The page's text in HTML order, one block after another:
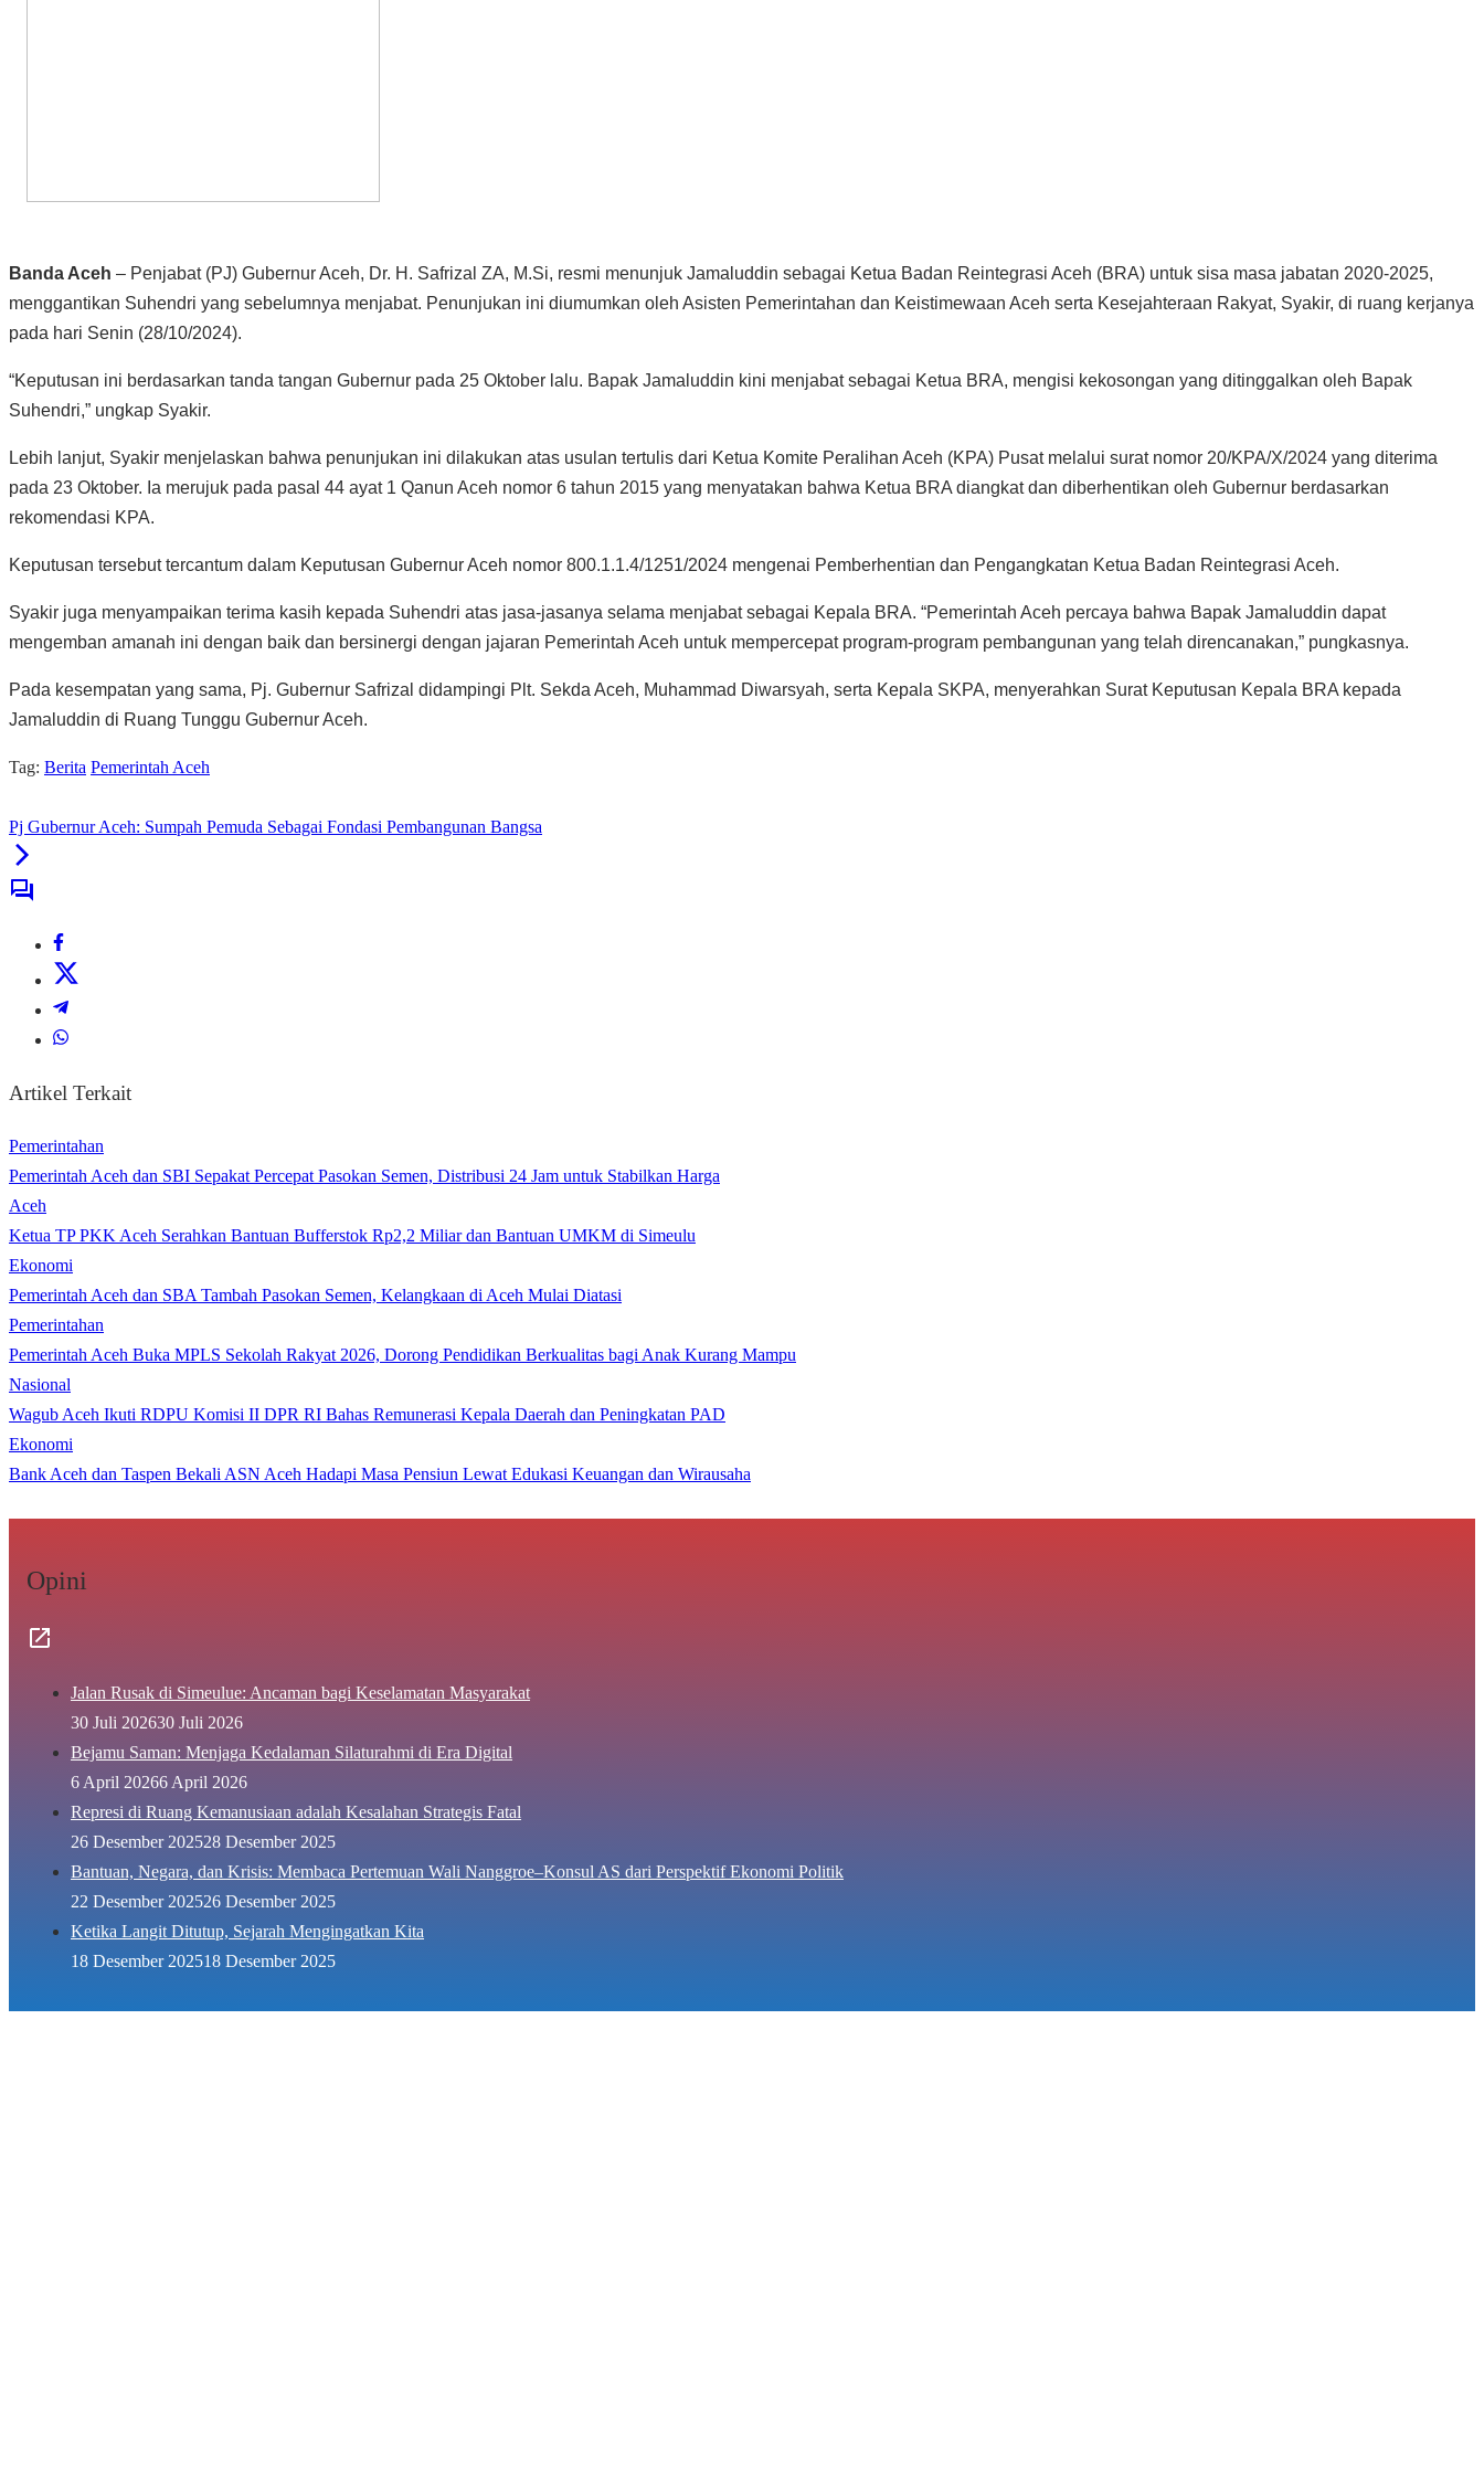
Banda Aceh – Penjabat (PJ) Gubernur Aceh, Dr. H. Safrizal ZA, M.Si, resmi menunjuk Jamaluddin sebagai Ketua Badan Reintegrasi Aceh (BRA) untuk sisa masa jabatan 2020-2025,
menggantikan Suhendri yang sebelumnya menjabat. Penunjukan ini diumumkan oleh Asisten Pemerintahan dan Keistimewaan Aceh serta Kesejahteraan Rakyat, Syakir, di ruang kerjanya
pada hari Senin (28/10/2024).
“Keputusan ini berdasarkan tanda tangan Gubernur pada 25 Oktober lalu. Bapak Jamaluddin kini menjabat sebagai Ketua BRA, mengisi kekosongan yang ditinggalkan oleh Bapak
Suhendri,” ungkap Syakir.
Lebih lanjut, Syakir menjelaskan bahwa penunjukan ini dilakukan atas usulan tertulis dari Ketua Komite Peralihan Aceh (KPA) Pusat melalui surat nomor 20/KPA/X/2024 yang diterima
pada 23 Oktober. Ia merujuk pada pasal 44 ayat 1 Qanun Aceh nomor 6 tahun 2015 yang menyatakan bahwa Ketua BRA diangkat dan diberhentikan oleh Gubernur berdasarkan
rekomendasi KPA.
Keputusan tersebut tercantum dalam Keputusan Gubernur Aceh nomor 800.1.1.4/1251/2024 mengenai Pemberhentian dan Pengangkatan Ketua Badan Reintegrasi Aceh.
Syakir juga menyampaikan terima kasih kepada Suhendri atas jasa-jasanya selama menjabat sebagai Kepala BRA. “Pemerintah Aceh percaya bahwa Bapak Jamaluddin dapat
mengemban amanah ini dengan baik dan bersinergi dengan jajaran Pemerintah Aceh untuk mempercepat program-program pembangunan yang telah direncanakan,” pungkasnya.
Pada kesempatan yang sama, Pj. Gubernur Safrizal didampingi Plt. Sekda Aceh, Muhammad Diwarsyah, serta Kepala SKPA, menyerahkan Surat Keputusan Kepala BRA kepada
Jamaluddin di Ruang Tunggu Gubernur Aceh.
Tag: Berita Pemerintah Aceh
Pj Gubernur Aceh: Sumpah Pemuda Sebagai Fondasi Pembangunan Bangsa
Artikel Terkait
Pemerintahan
Pemerintah Aceh dan SBI Sepakat Percepat Pasokan Semen, Distribusi 24 Jam untuk Stabilkan Harga
Aceh
Ketua TP PKK Aceh Serahkan Bantuan Bufferstok Rp2,2 Miliar dan Bantuan UMKM di Simeulu
Ekonomi
Pemerintah Aceh dan SBA Tambah Pasokan Semen, Kelangkaan di Aceh Mulai Diatasi
Pemerintahan
Pemerintah Aceh Buka MPLS Sekolah Rakyat 2026, Dorong Pendidikan Berkualitas bagi Anak Kurang Mampu
Nasional
Wagub Aceh Ikuti RDPU Komisi II DPR RI Bahas Remunerasi Kepala Daerah dan Peningkatan PAD
Ekonomi
Bank Aceh dan Taspen Bekali ASN Aceh Hadapi Masa Pensiun Lewat Edukasi Keuangan dan Wirausaha
Opini
Jalan Rusak di Simeulue: Ancaman bagi Keselamatan Masyarakat
30 Juli 202630 Juli 2026
Bejamu Saman: Menjaga Kedalaman Silaturahmi di Era Digital
6 April 20266 April 2026
Represi di Ruang Kemanusiaan adalah Kesalahan Strategis Fatal
26 Desember 202528 Desember 2025
Bantuan, Negara, dan Krisis: Membaca Pertemuan Wali Nanggroe–Konsul AS dari Perspektif Ekonomi Politik
22 Desember 202526 Desember 2025
Ketika Langit Ditutup, Sejarah Mengingatkan Kita
18 Desember 202518 Desember 2025